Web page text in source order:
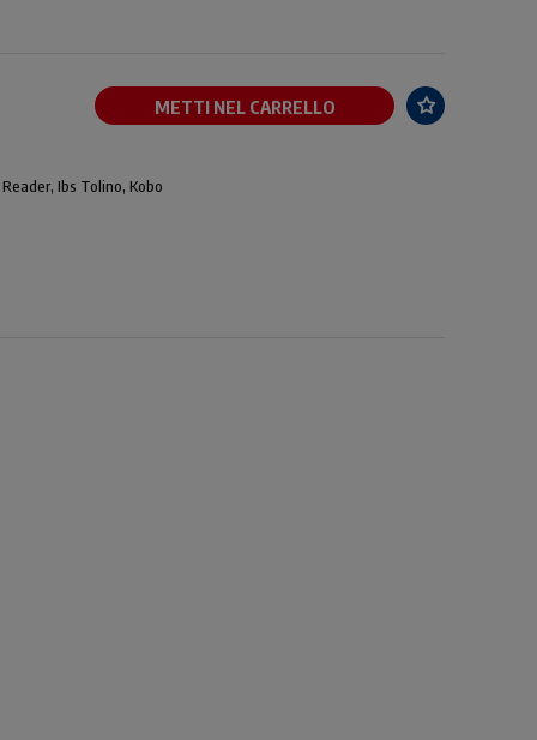
METTI NEL CARRELLO
Ibs Tolino, Kobo